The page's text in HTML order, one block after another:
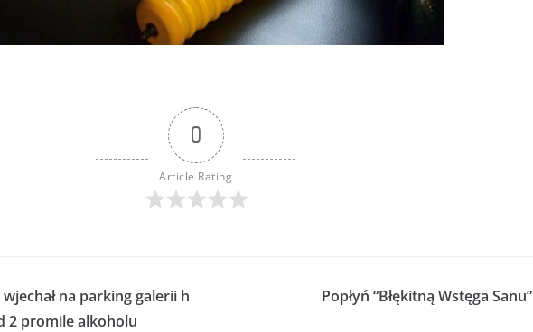
0
Article Rating
na parking galerii h
2 promile alkoholu
Popłyń “Błękitną Wstęga Sanu”